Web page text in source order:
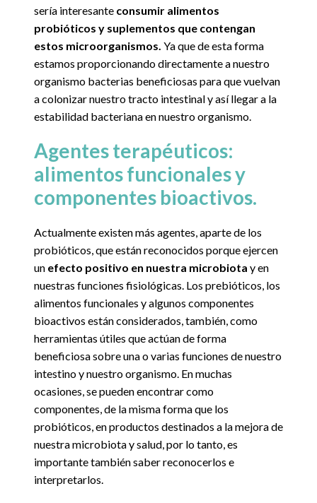
sería interesante consumir alimentos
probióticos y suplementos que contengan
estos microorganismos. Ya que de esta forma
estamos proporcionando directamente a nuestro
organismo bacterias beneficiosas para que vuelvan
a colonizar nuestro tracto intestinal y así llegar a la
estabilidad bacteriana en nuestro organismo.
Agentes terapéuticos:
alimentos funcionales y
componentes bioactivos.
Actualmente existen más agentes, aparte de los
probióticos, que están reconocidos porque ejercen
un efecto positivo en nuestra microbiota y en
nuestras funciones fisiológicas. Los prebióticos, los
alimentos funcionales y algunos componentes
bioactivos están considerados, también, como
herramientas útiles que actúan de forma
beneficiosa sobre una o varias funciones de nuestro
intestino y nuestro organismo. En muchas
ocasiones, se pueden encontrar como
componentes, de la misma forma que los
probióticos, en productos destinados a la mejora de
nuestra microbiota y salud, por lo tanto, es
importante también saber reconocerlos e
interpretarlos.